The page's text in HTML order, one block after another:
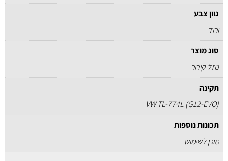
גוון צבע
ורוד
סוג מוצר
נוזל קירור
תקינה
VW TL-774L (G12-EVO)
תכונות נוספות
מוכן לשימוש